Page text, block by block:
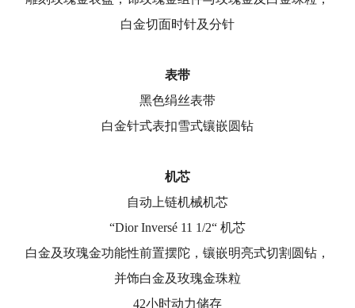
白金切面时针及分针
表带
黑色绢丝表带
白金针式表扣雪式镶嵌圆钻
机芯
自动上链机械机芯
“Dior Inversé 11 1/2“ 机芯
白金及玫瑰金功能性前置摆陀，镶嵌明亮式切割圆钻，
并饰白金及玫瑰金珠粒
42小时动力储存